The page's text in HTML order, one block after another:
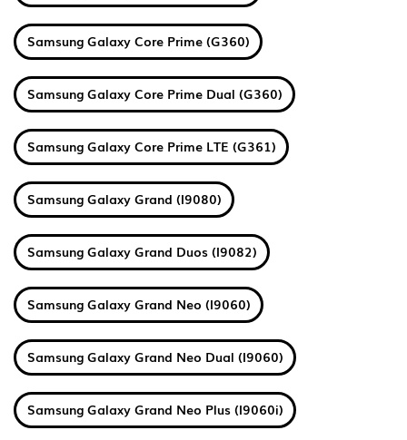
Samsung Galaxy Core Prime (G360)
Samsung Galaxy Core Prime Dual (G360)
Samsung Galaxy Core Prime LTE (G361)
Samsung Galaxy Grand (I9080)
Samsung Galaxy Grand Duos (I9082)
Samsung Galaxy Grand Neo (I9060)
Samsung Galaxy Grand Neo Dual (I9060)
Samsung Galaxy Grand Neo Plus (I9060i)